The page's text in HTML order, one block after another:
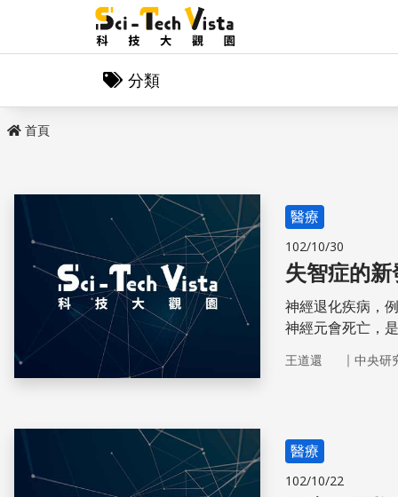
分類
首頁
醫療
102/10/30
失智症的新
神經退化疾病，
神經元會死亡，
王道還 ｜ 中央研
醫療
102/10/22